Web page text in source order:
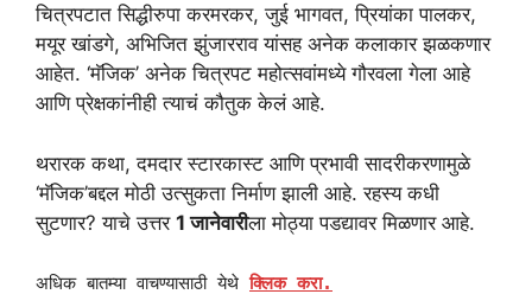
चित्रपटात सिद्धीरुपा करमरकर, जुई भागवत, प्रियांका पालकर,
मयूर खांडगे, अभिजित झुंजारराव यांसह अनेक कलाकार झळकणार
आहेत. ‘मॅजिक’ अनेक चित्रपट महोत्सवांमध्ये गौरवला गेला आहे
आणि प्रेक्षकांनीही त्याचं कौतुक केलं आहे.
थरारक कथा, दमदार स्टारकास्ट आणि प्रभावी सादरीकरणामुळे
‘मॅजिक’बद्दल मोठी उत्सुकता निर्माण झाली आहे. रहस्य कधी
सुटणार? याचे उत्तर 1 जानेवारीला मोठ्या पडद्यावर मिळणार आहे.
अधिक बातम्या वाचण्यासाठी येथेक्लिक करा.